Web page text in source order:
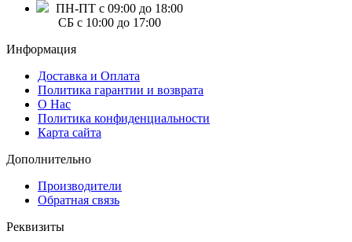
ПН-ПТ с 09:00 до 18:00
СБ с 10:00 до 17:00
Информация
Доставка и Оплата
Политика гарантии и возврата
О Нас
Политика конфиденциальности
Карта сайта
Дополнительно
Производители
Обратная связь
Реквизиты